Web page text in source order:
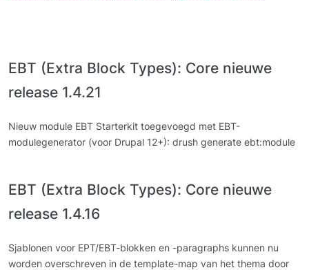
EBT (Extra Block Types): Core nieuwe
release 1.4.21
Nieuw module EBT Starterkit toegevoegd met EBT-
modulegenerator (voor Drupal 12+): drush generate ebt:module
EBT (Extra Block Types): Core nieuwe
release 1.4.16
Sjablonen voor EPT/EBT-blokken en -paragraphs kunnen nu
worden overschreven in de template-map van het thema door